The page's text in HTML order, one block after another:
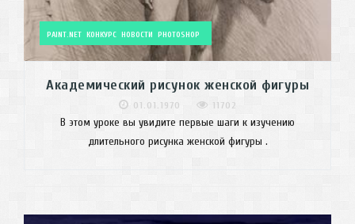
PAINT.NET КОНКУРС НОВОСТИ PHOTOSHOP
Академический рисунок женской фигуры
01.01.1970 11702
В этом уроке вы увидите первые шаги к изучению
длительного рисунка женской фигуры .